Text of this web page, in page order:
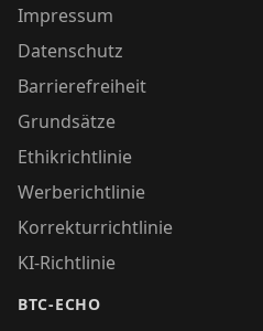
Impressum
Datenschutz
Barrierefreiheit
Grundsätze
Ethikrichtlinie
Werberichtlinie
Korrekturrichtlinie
KI-Richtlinie
BTC-ECHO